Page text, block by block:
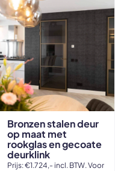
Bronzen stalen deur
op maat met
rookglas en gecoate
deurklink
Prijs: €1.724,- incl. BTW. Voor